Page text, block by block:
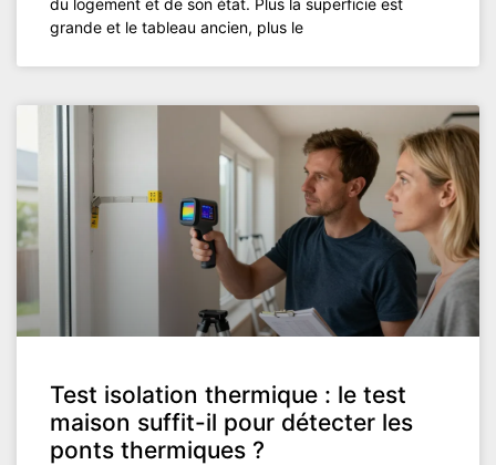
grande et le tableau ancien, plus le
Test isolation thermique : le test
maison suffit-il pour détecter les
ponts thermiques ?